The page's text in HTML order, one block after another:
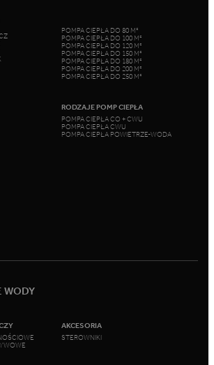
POMPA CIEPŁA DO 80 M²
POMPA CIEPŁA DO 100 M²
POMPA CIEPŁA DO 120 M²
POMPA CIEPŁA DO 150 M²
POMPA CIEPŁA DO 180 M²
POMPA CIEPŁA DO 200 M²
POMPA CIEPŁA DO 250 M²
RODZAJE POMP CIEPŁA
POMPA CIEPŁA CO + CWU
POMPA CIEPŁA CWU
POMPA CIEPŁA POWIETRZE-WODA
WODY
AKCESORIA
STEROWNIKI